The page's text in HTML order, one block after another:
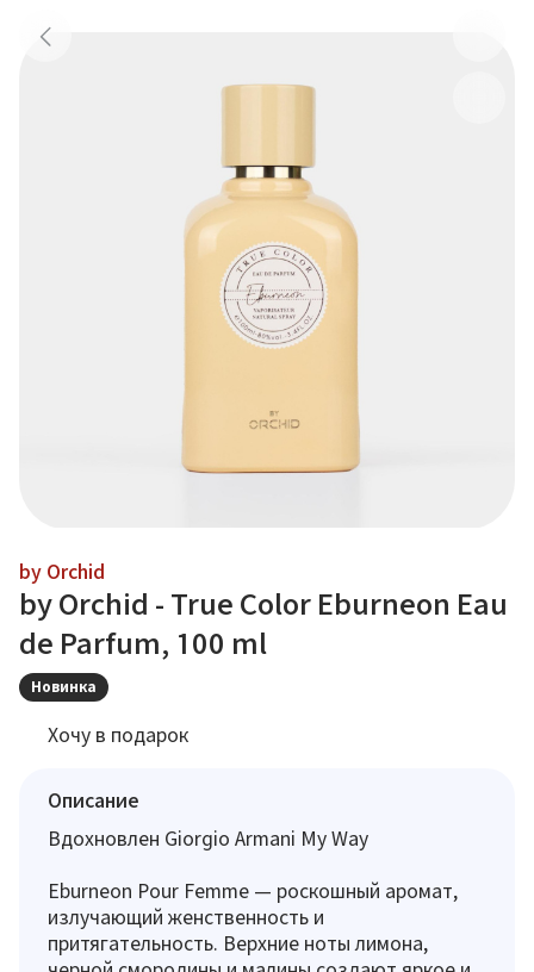
by Orchid
by Orchid - True Color Eburneon Eau
de Parfum, 100 ml
Новинка
Хочу в подарок
Описание
Вдохновлен Giorgio Armani My Way
Eburneon Pour Femme — роскошный аромат,
излучающий женственность и
притягательность. Верхние ноты лимона,